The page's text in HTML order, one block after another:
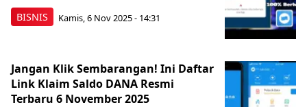
BISNIS Kamis, 6 Nov 2025 - 14:31
Jangan Klik Sembarangan! Ini Daftar
Link Klaim Saldo DANA Resmi
Terbaru 6 November 2025